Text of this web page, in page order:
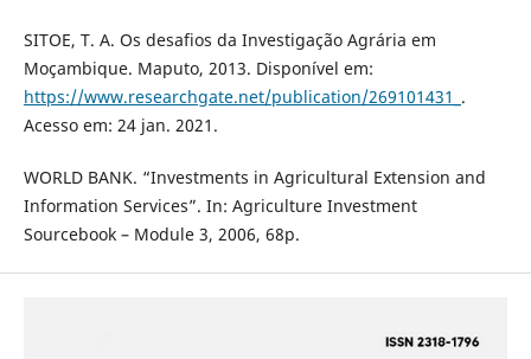
SITOE, T. A. Os desafios da Investigação Agrária em
Moçambique. Maputo, 2013. Disponível em:
https://www.researchgate.net/publication/269101431_ .
Acesso em: 24 jan. 2021.
WORLD BANK. “Investments in Agricultural Extension and
Information Services”. In: Agriculture Investment
Sourcebook – Module 3, 2006, 68p.